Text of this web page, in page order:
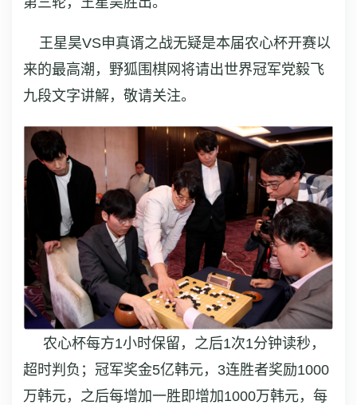
王星昊VS申真谞之战无疑是本届农心杯开赛以
来的最高潮，野狐围棋网将请出世界冠军党毅飞
九段文字讲解，敬请关注。
农心杯每方1小时保留，之后1次1分钟读秒，
超时判负；冠军奖金5亿韩元，3连胜者奖励1000
万韩元，之后每增加一胜即增加1000万韩元，每